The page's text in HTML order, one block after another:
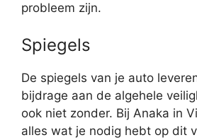
probleem zijn.
Spiegels
De spiegels van je auto
bijdrage aan de algehele
ook niet zonder. Bij Anaka in
alles wat je nodig hebt op dit